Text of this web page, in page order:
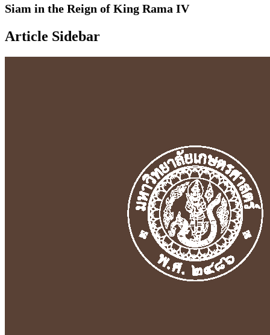
Siam in the Reign of King Rama IV
Article Sidebar